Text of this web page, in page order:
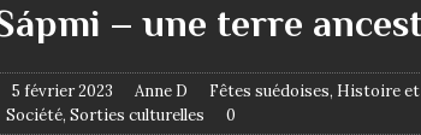
– une terre
5 février 2023 Anne D Fêtes suédoises, Histoire
Société, Sorties culturelles 0